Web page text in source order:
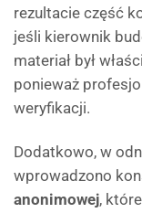
rezultacie część
jeśli kierownik
materiał był
ponieważ
weryfikacji.
Dodatkowo, w
wprowadzono
anonimowej,